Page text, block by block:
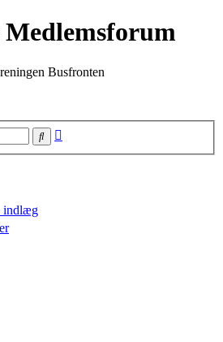
Busfronten
Søg
indlæg